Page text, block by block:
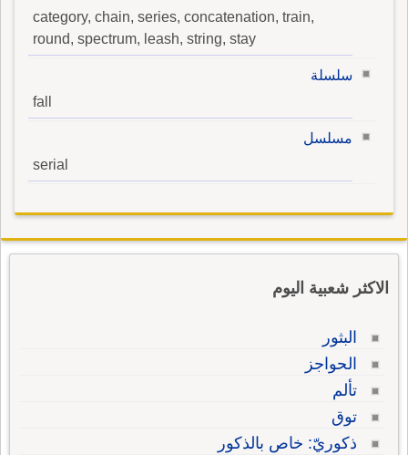
category, chain, series, concatenation, train,
round, spectrum, leash, string, stay
سلسلة
fall
مسلسل
serial
الاكثر شعبية اليوم
البثور
الحواجز
تألم
توق
ذكوريّ: خاص بالذكور